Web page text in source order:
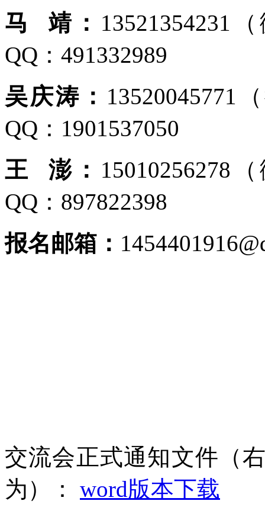
马
靖： 13521354231
QQ：491332989
吴庆涛： 13520045771
QQ：1901537050
王
澎： 15010256278
QQ：897822398
报名邮箱：
交流会正式通知文件（
为）： word版本下载